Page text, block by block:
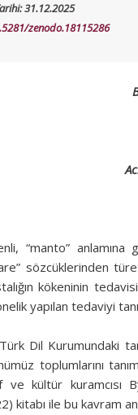
31.12.2025
zenodo.18115286
“manto”
sözcüklerinden
kökeninin
yapılan tedaviyi
Dil Kurumundaki
toplumlarını
kültür kuramcısı
kitabı ile bu kavram